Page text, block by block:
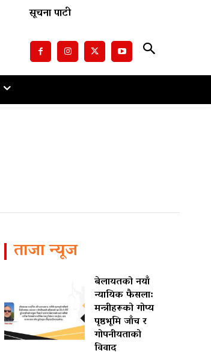
सूचना पाटी
ताजा न्यूज
बेलायतको नयाँ
न्यायिक फैसला:
मन्त्रीहरूको गोप्य
पृष्ठभूमि जाँच र
गोपनीयताको
विवाद